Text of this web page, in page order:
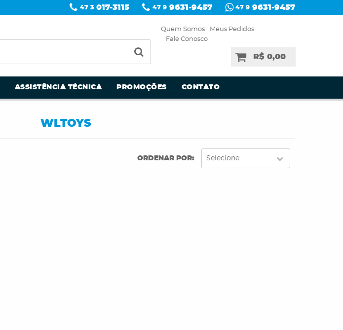
47 3 017-3115 47 9 9631-9457 47 9 9631-9457
Quem Somos
Meus Pedidos
Fale Conosco
R$ 0,00
ASSISTÊNCIA TÉCNICA PROMOÇÕES CONTATO
WLTOYS
ORDENAR POR Selecione